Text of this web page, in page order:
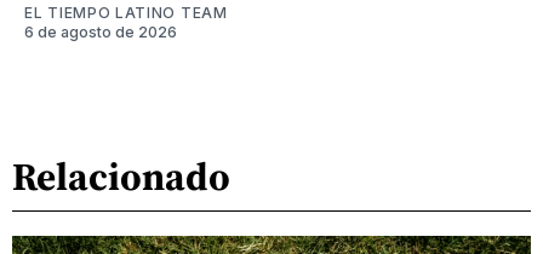
EL TIEMPO LATINO TEAM
6 de agosto de 2026
Relacionado